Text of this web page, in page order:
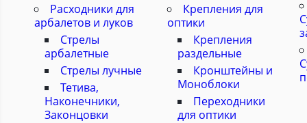
Расходники для
арбалетов и луков
Стрелы
арбалетные
Стрелы лучные
Тетива,
Наконечники,
Законцовки
Крепления для
оптики
Крепления
раздельные
Кронштейны и
Моноблоки
Переходники
для оптики